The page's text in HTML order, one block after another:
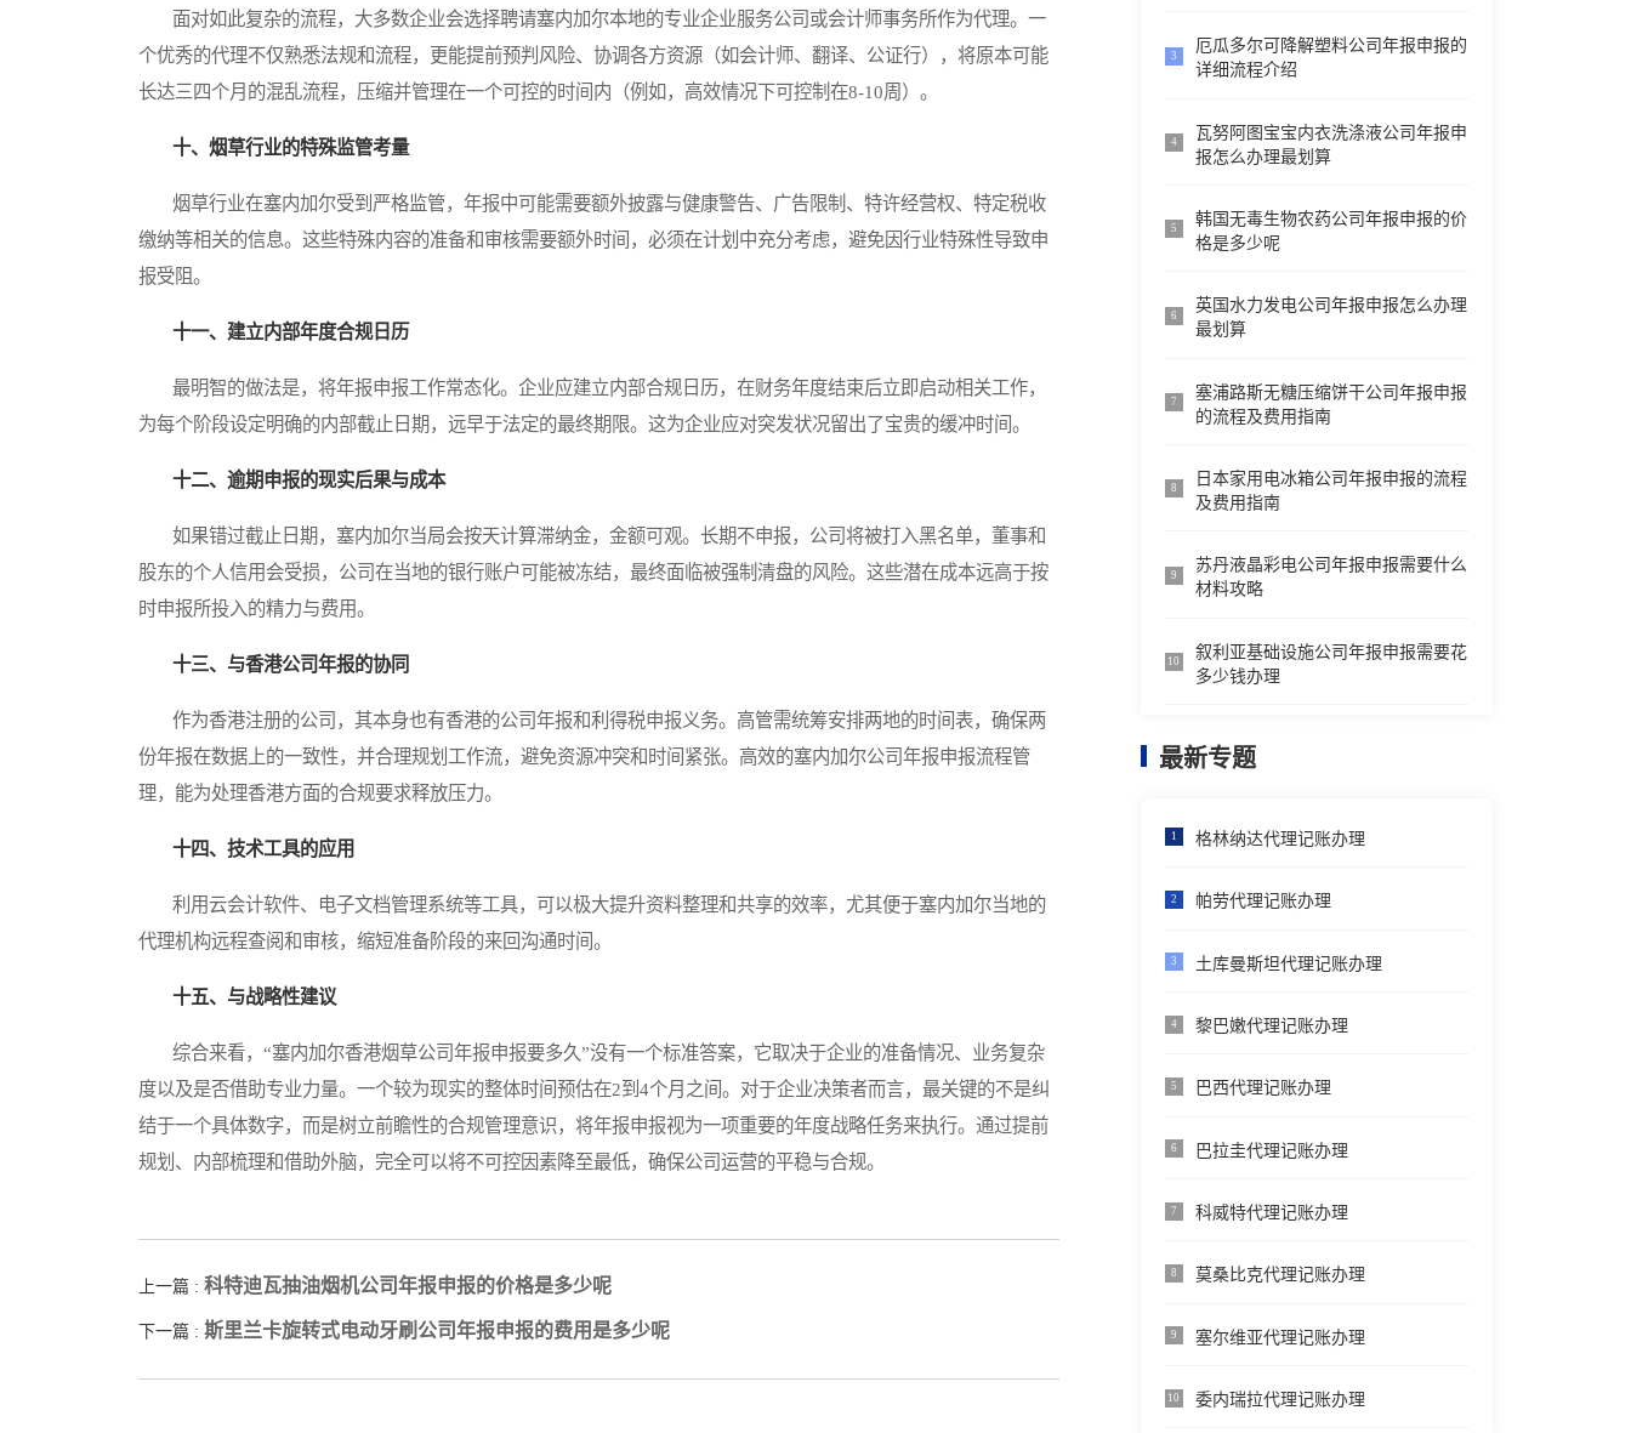
面对如此复杂的流程，大多数企业会选择聘请塞内加尔本地的专业企业服务公司或会计师事务所作为代理。一
个优秀的代理不仅熟悉法规和流程，更能提前预判风险、协调各方资源（如会计师、翻译、公证行），将原本可能
长达三四个月的混乱流程，压缩并管理在一个可控的时间内（例如，高效情况下可控制在8-10周）。
十、烟草行业的特殊监管考量
烟草行业在塞内加尔受到严格监管，年报中可能需要额外披露与健康警告、广告限制、特许经营权、特定税收
缴纳等相关的信息。这些特殊内容的准备和审核需要额外时间，必须在计划中充分考虑，避免因行业特殊性导致申
报受阻。
十一、建立内部年度合规日历
最明智的做法是，将年报申报工作常态化。企业应建立内部合规日历，在财务年度结束后立即启动相关工作，
为每个阶段设定明确的内部截止日期，远早于法定的最终期限。这为企业应对突发状况留出了宝贵的缓冲时间。
十二、逾期申报的现实后果与成本
如果错过截止日期，塞内加尔当局会按天计算滞纳金，金额可观。长期不申报，公司将被打入黑名单，董事和
股东的个人信用会受损，公司在当地的银行账户可能被冻结，最终面临被强制清盘的风险。这些潜在成本远高于按
时申报所投入的精力与费用。
十三、与香港公司年报的协同
作为香港注册的公司，其本身也有香港的公司年报和利得税申报义务。高管需统筹安排两地的时间表，确保两
份年报在数据上的一致性，并合理规划工作流，避免资源冲突和时间紧张。高效的塞内加尔公司年报申报流程管
理，能为处理香港方面的合规要求释放压力。
十四、技术工具的应用
利用云会计软件、电子文档管理系统等工具，可以极大提升资料整理和共享的效率，尤其便于塞内加尔当地的
代理机构远程查阅和审核，缩短准备阶段的来回沟通时间。
十五、与战略性建议
综合来看，“塞内加尔香港烟草公司年报申报要多久”没有一个标准答案，它取决于企业的准备情况、业务复杂
度以及是否借助专业力量。一个较为现实的整体时间预估在2到4个月之间。对于企业决策者而言，最关键的不是纠
结于一个具体数字，而是树立前瞻性的合规管理意识，将年报申报视为一项重要的年度战略任务来执行。通过提前
规划、内部梳理和借助外脑，完全可以将不可控因素降至最低，确保公司运营的平稳与合规。
上一篇 : 科特迪瓦抽油烟机公司年报申报的价格是多少呢
下一篇 : 斯里兰卡旋转式电动牙刷公司年报申报的费用是多少呢
3
厄瓜多尔可降解塑料公司年报申报的
详细流程介绍
4
瓦努阿图宝宝内衣洗涤液公司年报申
报怎么办理最划算
5
韩国无毒生物农药公司年报申报的价
格是多少呢
6
英国水力发电公司年报申报怎么办理
最划算
7
塞浦路斯无糖压缩饼干公司年报申报
的流程及费用指南
8
日本家用电冰箱公司年报申报的流程
及费用指南
9
苏丹液晶彩电公司年报申报需要什么
材料攻略
10
叙利亚基础设施公司年报申报需要花
多少钱办理
最新专题
1 格林纳达代理记账办理
2 帕劳代理记账办理
3 土库曼斯坦代理记账办理
4 黎巴嫩代理记账办理
5 巴西代理记账办理
6 巴拉圭代理记账办理
7 科威特代理记账办理
8 莫桑比克代理记账办理
9 塞尔维亚代理记账办理
10 委内瑞拉代理记账办理